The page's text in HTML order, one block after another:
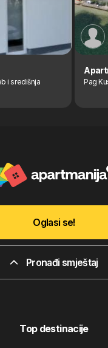
i središnja
Pag
Oglasi se!
Pronađi smještaj
Top destinacije